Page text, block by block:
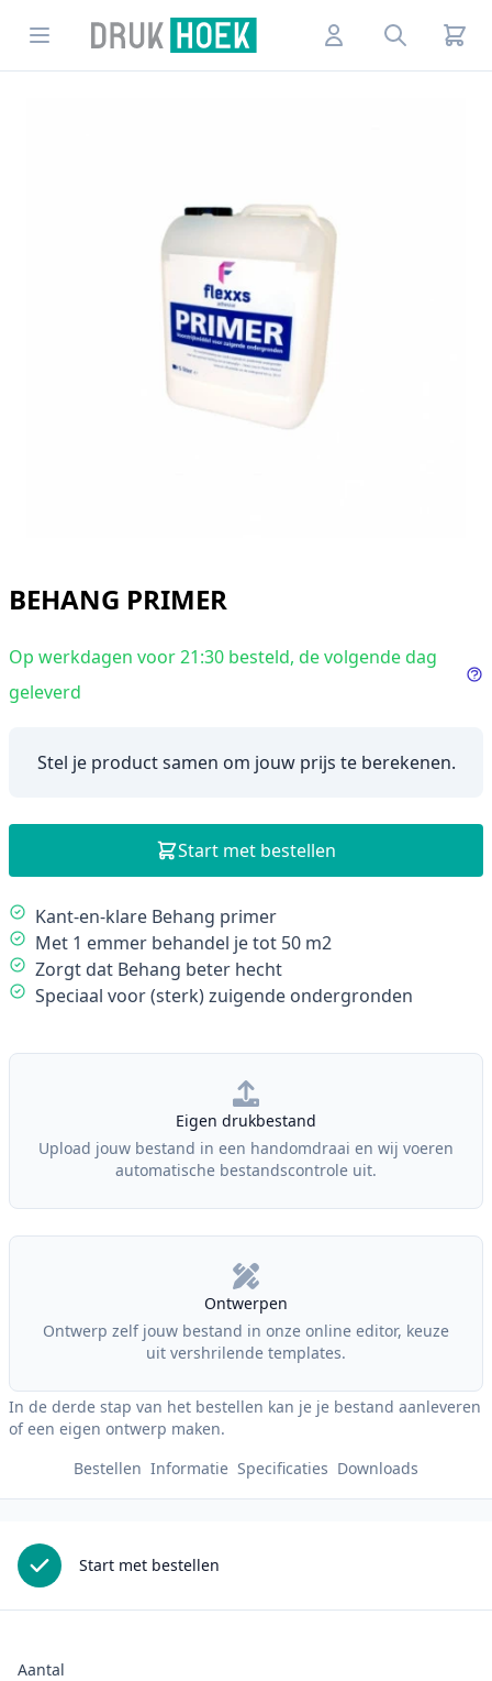
Open menuDrukhoek NL AccountSearch
BEHANG PRIMER
Op werkdagen voor 21:30 besteld, de volgende dag
geleverd
Stel je product samen om jouw prijs te berekenen.
Description
Kant-en-klare Behang primer
Met 1 emmer behandel je tot 50 m2
Zorgt dat Behang beter hecht
Speciaal voor (sterk) zuigende ondergronden
Start met bestellen
Our Policies
Eigen drukbestand
Upload jouw bestand in een handomdraai en wij voeren
automatische bestandscontrole uit.
Ontwerpen
Ontwerp zelf jouw bestand in onze online editor, keuze
uit vershrilende templates.
In de derde stap van het bestellen kan je je bestand aanleveren
of een eigen ontwerp maken.
Bestellen Informatie Specificaties Downloads
Start met bestellen
Aantal